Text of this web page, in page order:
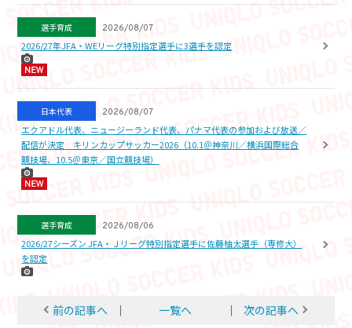
選手育成 2026/08/07
2026/27年JFA・WEリーグ特別指定選手に3選手を認定
日本代表 2026/08/07
エクアドル代表、ニュージーランド代表、パナマ代表の参加および放送／
配信が決定 キリンカップサッカー2026（10.1＠神奈川／横浜国際総合
競技場、10.5＠東京／国立競技場）
選手育成 2026/08/06
2026/27シーズン JFA・Ｊリーグ特別指定選手に佐藤柚太選手（専修大）
を認定
前の記事へ │ 一覧へ │ 次の記事へ